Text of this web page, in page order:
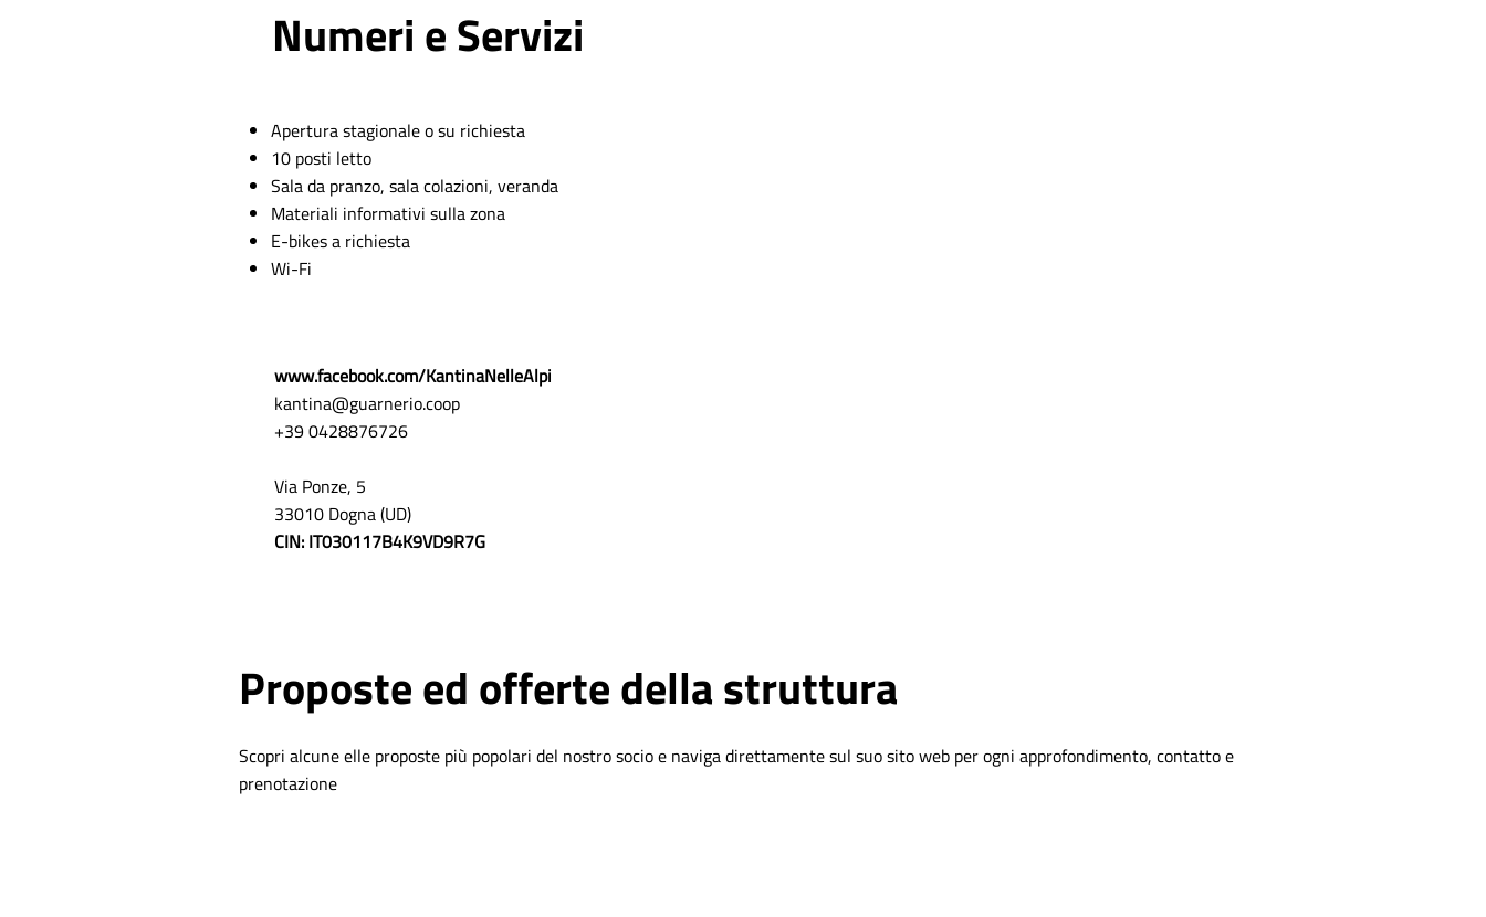
Numeri e Servizi
Apertura stagionale o su richiesta
10 posti letto
Sala da pranzo, sala colazioni, veranda
Materiali informativi sulla zona
E-bikes a richiesta
Wi-Fi
www.facebook.com/KantinaNelleAlpi
kantina@guarnerio.coop
+39 0428876726
Via Ponze, 5
33010 Dogna (UD)
CIN: IT030117B4K9VD9R7G
Proposte ed offerte della struttura
Scopri alcune elle proposte più popolari del nostro socio e naviga direttamente sul suo sito web per ogni approfondimento, contatto e
prenotazione